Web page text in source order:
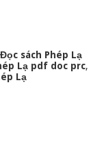
Đọc sách Phép Lạ
Lạ pdf doc prc,
Lạ